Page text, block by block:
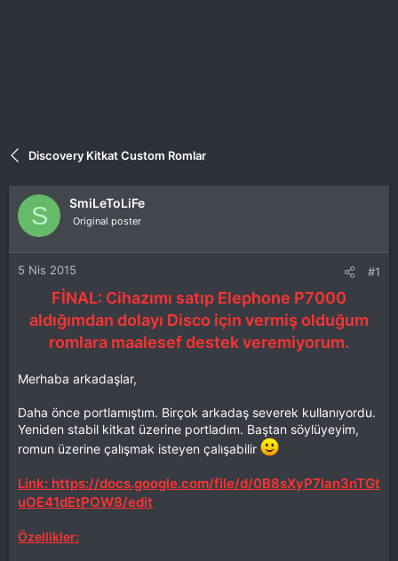
Discovery Kitkat Custom Romlar
S SmiLeToLiFe
Original poster
5 Nis 2015 #1
FİNAL: Cihazımı satıp Elephone P7000
aldığımdan dolayı Disco için vermiş olduğum
romlara maalesef destek veremiyorum.
Merhaba arkadaşlar,
Daha önce portlamıştım. Birçok arkadaş severek kullanıyordu.
Yeniden stabil kitkat üzerine portladım. Baştan söylüyeyim,
romun üzerine çalışmak isteyen çalışabilir
Link: https://docs.google.com/file/d/0B8sXyP7lan3nTGt
uOE41dEtPOW8/edit
Özellikler: